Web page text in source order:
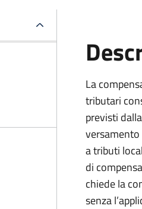
La
tributari
previsti
versamento
a tributi
di
chiede la
senza